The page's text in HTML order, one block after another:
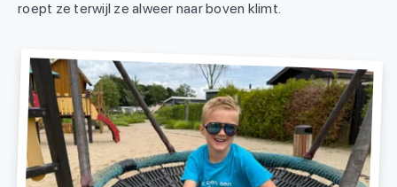
roept ze terwijl ze alweer naar boven klimt.